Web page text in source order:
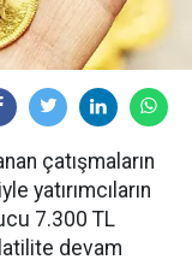
çatışmaların
yatırımcıların
7.300 TL
devam